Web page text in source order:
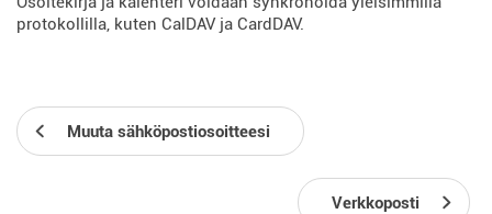
protokollilla, kuten CalDAV ja CardDAV.
Muuta sähköpostiosoitteesi
Verkkoposti